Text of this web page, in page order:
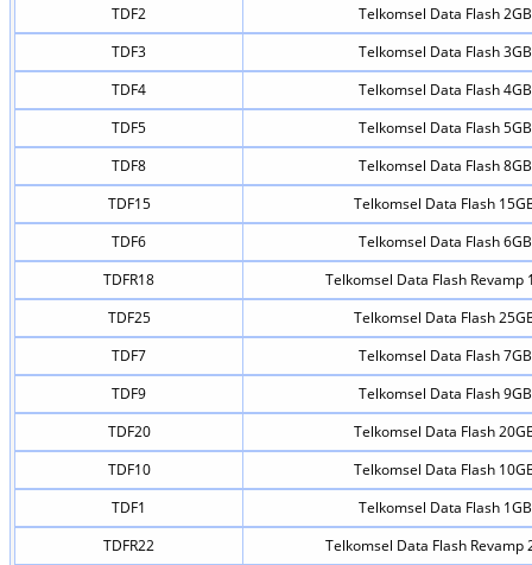
TDF2
Telkomsel Data Flash
TDF3
Telkomsel Data Flash
TDF4
Telkomsel Data Flash
TDF5
Telkomsel Data Flash
TDF8
Telkomsel Data Flash
TDF15
Telkomsel Data Flash
TDF6
Telkomsel Data Flash
TDFR18
Telkomsel Data Flash Revamp
TDF25
Telkomsel Data Flash
TDF7
Telkomsel Data Flash
TDF9
Telkomsel Data Flash
TDF20
Telkomsel Data Flash
TDF10
Telkomsel Data Flash
TDF1
Telkomsel Data Flash
TDFR22
Telkomsel Data Flash Revamp